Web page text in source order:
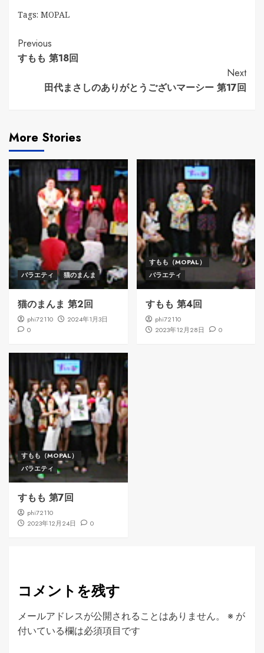
Tags: MOPAL
Continue
Reading
Previous
すもも 第18回
Next
田代まさしのありがとうございマーシー 第17回
More Stories
バラエティ 猫のまんま
猫のまんま 第2回
phi72110
2024年1月3日
0
すもも（MOPAL）
バラエティ
すもも 第4回
phi72110
2023年12月28日
0
すもも（MOPAL）
バラエティ
すもも 第7回
phi72110
2023年12月24日
0
コメントを残す
メールアドレスが公開されることはありません。 ※ が
付いている欄は必須項目です